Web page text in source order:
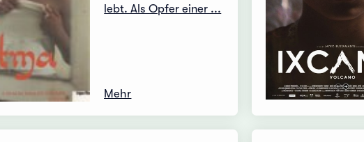
lebt. Als Opfer einer ...
Mehr